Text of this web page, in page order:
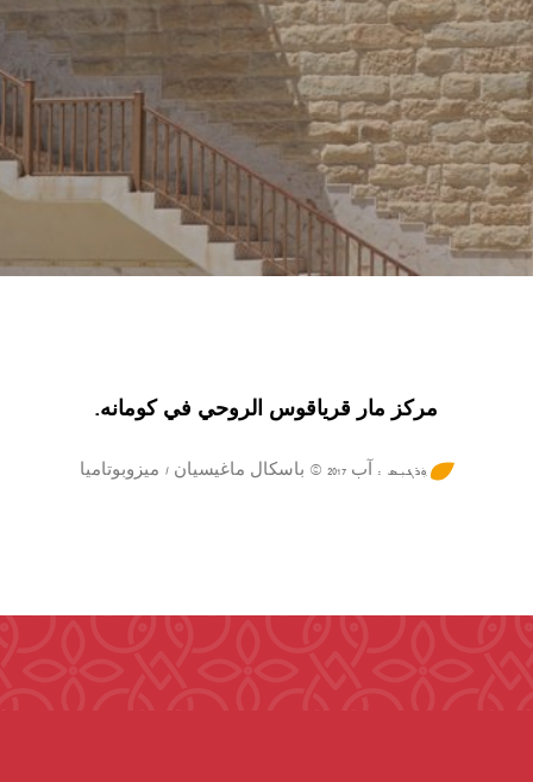
مركز مار قرياقوس الروحي في كومانه.
ܼܘܲܪܓܝܼܣ : آب 2017 © باسكال ماغيسيان / ميزوبوتاميا